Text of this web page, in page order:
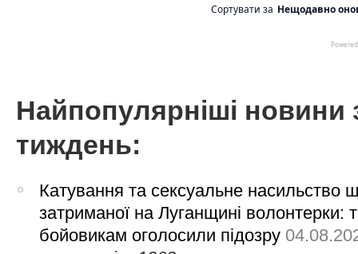
Найпопулярніші новини
тиждень:
Катування та сексуальне насильство
затриманої на Луганщині волонтерки:
бойовикам оголосили підозру